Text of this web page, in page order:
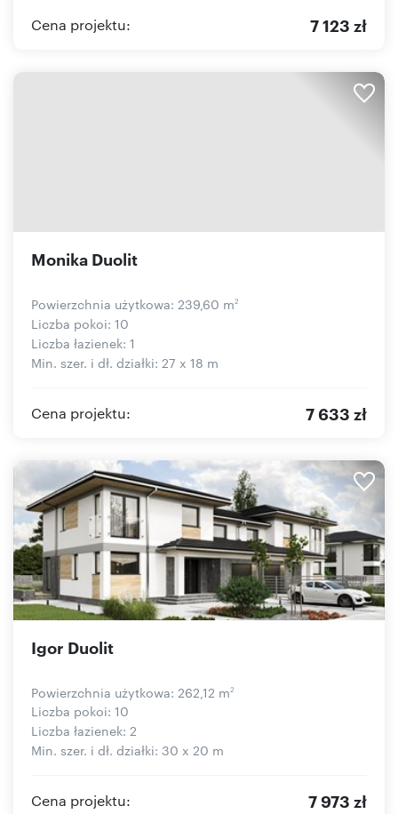
Cena projektu: 7 123 zł
Monika Duolit
Powierzchnia użytkowa: 239,60 m2
Liczba pokoi: 10
Liczba łazienek: 1
Min. szer. i dł. działki: 27 x 18 m
Cena projektu: 7 633 zł
Igor Duolit
Powierzchnia użytkowa: 262,12 m2
Liczba pokoi: 10
Liczba łazienek: 2
Min. szer. i dł. działki: 30 x 20 m
Cena projektu: 7 973 zł